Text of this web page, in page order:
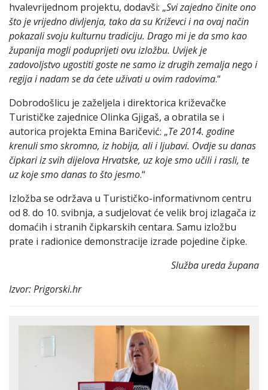
hvalevrijednom projektu, dodavši: „Svi zajedno činite ono
što je vrijedno divljenja, tako da su Križevci i na ovaj način
pokazali svoju kulturnu tradiciju. Drago mi je da smo kao
županija mogli poduprijeti ovu izložbu. Uvijek je
zadovoljstvo ugostiti goste ne samo iz drugih zemalja nego i
regija i nadam se da ćete uživati u ovim radovima.“
Dobrodošlicu je zaželjela i direktorica križevačke
Turističke zajednice Olinka Gjigaš, a obratila se i
autorica projekta Emina Baričević: „Te 2014. godine
krenuli smo skromno, iz hobija, ali i ljubavi. Ovdje su danas
čipkari iz svih dijelova Hrvatske, uz koje smo učili i rasli, te
uz koje smo danas to što jesmo.“
Izložba se održava u Turističko-informativnom centru
od 8. do 10. svibnja, a sudjelovat će velik broj izlagača iz
domaćih i stranih čipkarskih centara. Samu izložbu
prate i radionice demonstracije izrade pojedine čipke.
Služba ureda župana
Izvor: Prigorski.hr